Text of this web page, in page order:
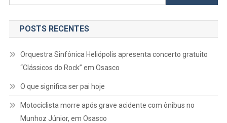
por:
POSTS RECENTES
Orquestra Sinfônica Heliópolis apresenta concerto gratuito
“Clássicos do Rock” em Osasco
O que significa ser pai hoje
Motociclista morre após grave acidente com ônibus no
Munhoz Júnior, em Osasco